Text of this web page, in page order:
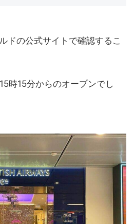
ドの公式サイトで確認するこ
時15分からのオープンでし